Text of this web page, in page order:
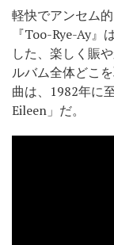
軽快でアンセム
『Too-Rye-Ay
した、楽しく賑
ルバム全体どこ
曲は、1982年に
Eileen」だ。